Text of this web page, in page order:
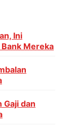
Ini
Mereka
Gaji dan